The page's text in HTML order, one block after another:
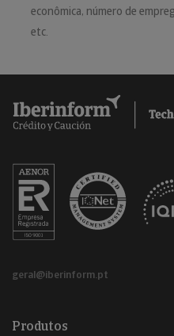
econômica, número de
etc.
geral@iberinform.pt
Produtos